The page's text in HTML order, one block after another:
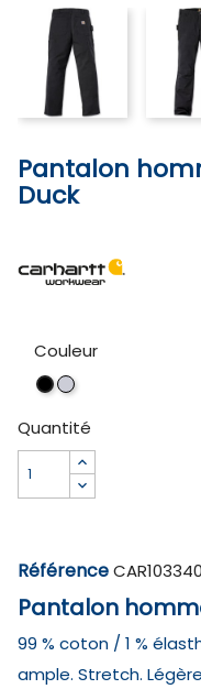
Pantalon
Duck
Couleur
BlackCarhartt
Brown
Quantité
Référence
Pantalon
99 % coton / 1 %
ample. Stretch.